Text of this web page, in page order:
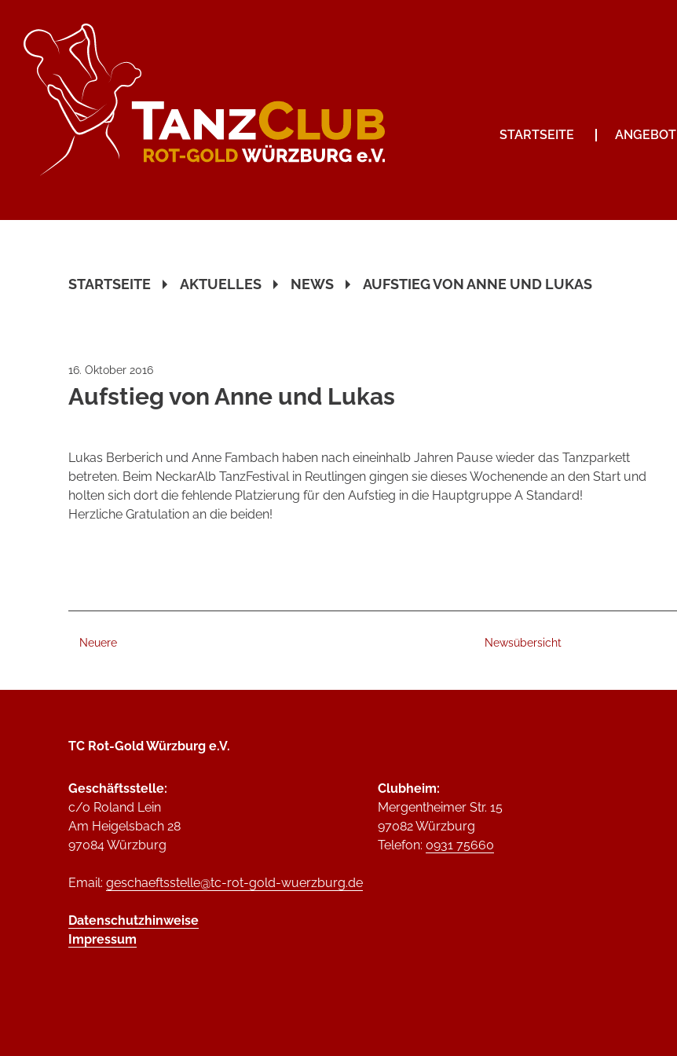
STARTSEITE ANGEBOT
STARTSEITE AKTUELLES NEWS AUFSTIEG VON ANNE UND LUKAS
16. Oktober 2016
Aufstieg von Anne und Lukas
Lukas Berberich und Anne Fambach haben nach eineinhalb Jahren Pause wieder das Tanzparkett
betreten. Beim NeckarAlb TanzFestival in Reutlingen gingen sie dieses Wochenende an den Start und
holten sich dort die fehlende Platzierung für den Aufstieg in die Hauptgruppe A Standard!
Herzliche Gratulation an die beiden!
Neuere Newsübersicht
TC Rot-Gold Würzburg e.V.
Geschäftsstelle:
c/o Roland Lein
Am Heigelsbach 28
97084 Würzburg
Email: geschaeftsstelle@tc-rot-gold-wuerzburg.de
Datenschutzhinweise
Impressum
Clubheim:
Mergentheimer Str. 15
97082 Würzburg
Telefon:0931 75660